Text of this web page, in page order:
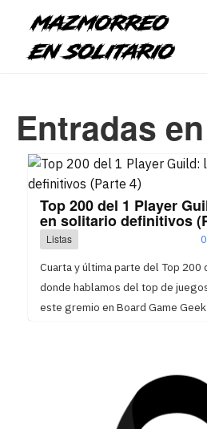
Entradas
Top 200 del 1 Player
en solitario definitivos
Listas
0
Cuarta y última parte del Top 200
donde hablamos del top de
este gremio en Board Game Geek